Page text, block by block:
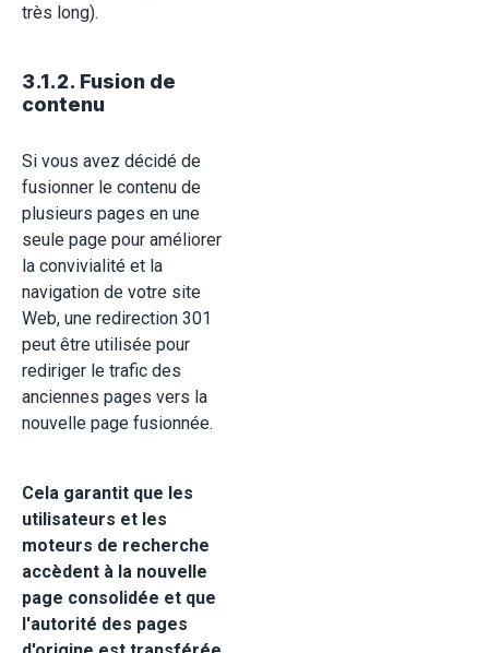
très long).
3.1.2. Fusion de
contenu
Si vous avez décidé de
fusionner le contenu de
plusieurs pages en une
seule page pour améliorer
la convivialité et la
navigation de votre site
Web, une redirection 301
peut être utilisée pour
rediriger le trafic des
anciennes pages vers la
nouvelle page fusionnée.
Cela garantit que les
utilisateurs et les
moteurs de recherche
accèdent à la nouvelle
page consolidée et que
l'autorité des pages